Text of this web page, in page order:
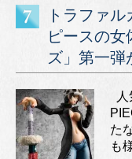
トラファ
ピースの
ズ」第一弾
人
た
も